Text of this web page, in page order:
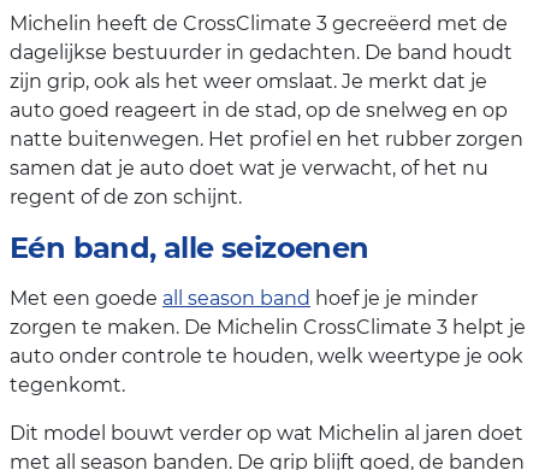
Michelin heeft de CrossClimate 3 gecreëerd met de
dagelijkse bestuurder in gedachten. De band houdt
zijn grip, ook als het weer omslaat. Je merkt dat je
auto goed reageert in de stad, op de snelweg en op
natte buitenwegen. Het profiel en het rubber zorgen
samen dat je auto doet wat je verwacht, of het nu
regent of de zon schijnt.
Eén band, alle seizoenen
Met een goede all season band hoef je je minder
zorgen te maken. De Michelin CrossClimate 3 helpt je
auto onder controle te houden, welk weertype je ook
tegenkomt.
Dit model bouwt verder op wat Michelin al jaren doet
met all season banden. De grip blijft goed, de banden